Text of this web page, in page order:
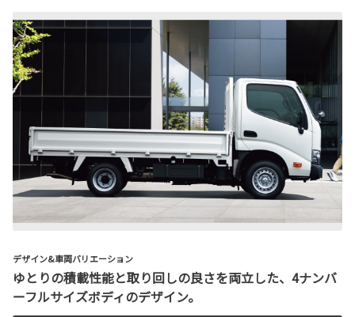
デザイン&車両バリエーション
ゆとりの積載性能と取り回しの良さを両立した、4ナンバ
ーフルサイズボディのデザイン。